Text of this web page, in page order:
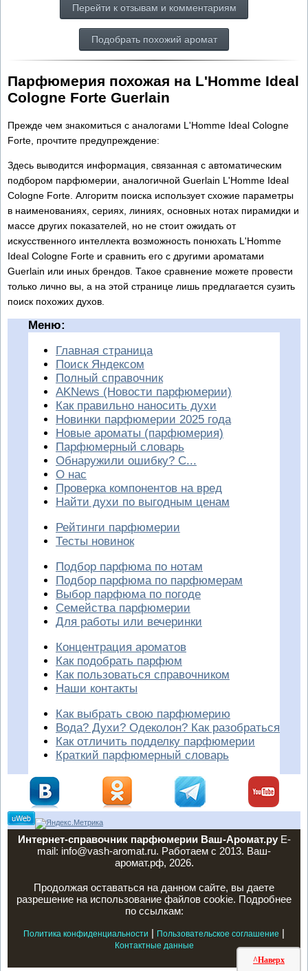
Перейти к отзывам и комментариям
Подобрать похожий аромат
Парфюмерия похожая на L'Homme Ideal
Cologne Forte Guerlain
Прежде чем знакомиться с аналогами L'Homme Ideal Cologne
Forte, прочтите предупреждение:
Здесь выводится информация, связанная с автоматическим
подбором парфюмерии, аналогичной Guerlain L'Homme Ideal
Cologne Forte. Алгоритм поиска использует схожие параметры
в наименованиях, сериях, линиях, основных нотах пирамидки и
массе других показателей, но не стоит ожидать от
искусственного интеллекта возможность понюхать L'Homme
Ideal Cologne Forte и сравнить его с другими ароматами
Guerlain или иных брендов. Такое сравнение можете провести
только лично вы, а на этой странице лишь предлагается сузить
поиск похожих духов.
^Наверх
Меню:
Главная страница
Поиск Яндексом
Полный справочник
AKNews (Новости парфюмерии)
Как правильно наносить духи
Новинки парфюмерии 2025 года
Новые ароматы (парфюмерия)
Парфюмерный словарь
Обнаружили ошибку? С...
О нас
Проверка компонентов на вред
Найти духи по выгодным ценам
Рейтинги парфюмерии
Тесты новинок
Подбор парфюма по нотам
Подбор парфюма по парфюмерам
Выбор парфюма по погоде
Семейства парфюмерии
Для работы или вечеринки
Концентрация ароматов
Как подобрать парфюм
Как пользоваться справочником
Наши контакты
Как выбрать свою парфюмерию
Вода? Духи? Одеколон? Как разобраться
Как отличить подделку парфюмерии
Краткий парфюмерный словарь
Интернет-справочник парфюмерии Ваш-Аромат.руE-
mail: info@vash-aromat.ru. Работаем с 2013. Ваш-
аромат.рф, 2026.
Продолжая оставаться на данном сайте, вы даете
разрешение на использование файлов cookie. Подробнее
по ссылкам:
Политика конфиденциальности | Пользовательское соглашение |
Контактные данные